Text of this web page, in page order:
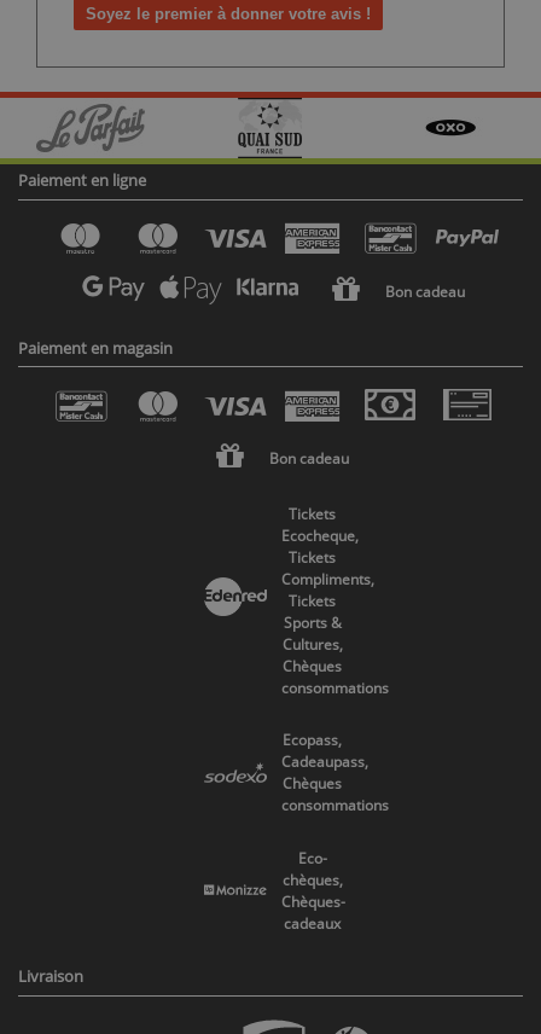
Soyez le premier à donner votre avis !
Paiement en ligne
Bon cadeau
Paiement en magasin
Bon cadeau
Tickets
Ecocheque,
Tickets
Compliments,
Tickets
Sports &
Cultures,
Chèques
consommations
Ecopass,
Cadeaupass,
Chèques
consommations
Eco-
chèques,
Chèques-
cadeaux
Livraison